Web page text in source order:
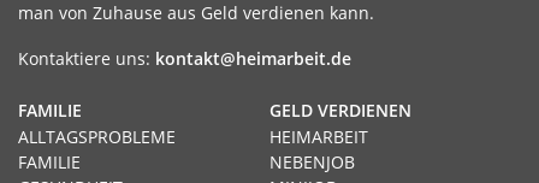
man von Zuhause aus Geld verdienen kann.
Kontaktiere uns: kontakt@heimarbeit.de
GELD VERDIENEN
HEIMARBEIT
NEBENJOB
FAMILIE
ALLTAGSPROBLEME
FAMILIE